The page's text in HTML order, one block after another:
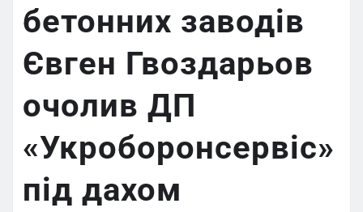
бетонних заводів
Євген Гвоздарьов
очолив ДП
«Укроборонсервіс»
під дахом